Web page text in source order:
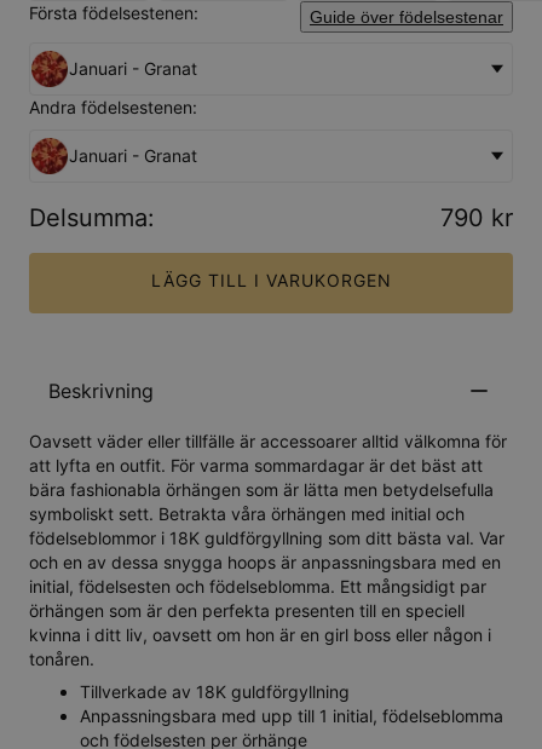
Första födelsestenen:
Guide över födelsestenar
Januari - Granat
Andra födelsestenen:
Januari - Granat
Delsumma: 790 kr
LÄGG TILL I VARUKORGEN
Beskrivning
Oavsett väder eller tillfälle är accessoarer alltid välkomna för
att lyfta en outfit. För varma sommardagar är det bäst att
bära fashionabla örhängen som är lätta men betydelsefulla
symboliskt sett. Betrakta våra örhängen med initial och
födelseblommor i 18K guldförgyllning som ditt bästa val. Var
och en av dessa snygga hoops är anpassningsbara med en
initial, födelsesten och födelseblomma. Ett mångsidigt par
örhängen som är den perfekta presenten till en speciell
kvinna i ditt liv, oavsett om hon är en girl boss eller någon i
tonåren.
Tillverkade av 18K guldförgyllning
Anpassningsbara med upp till 1 initial, födelseblomma
och födelsesten per örhänge